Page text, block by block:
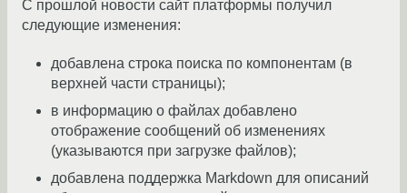
С прошлой новости сайт платформы получил
следующие изменения:
добавлена строка поиска по компонентам (в
верхней части страницы);
в информацию о файлах добавлено
отображение сообщений об изменениях
(указываются при загрузке файлов);
добавлена поддержка Markdown для описаний